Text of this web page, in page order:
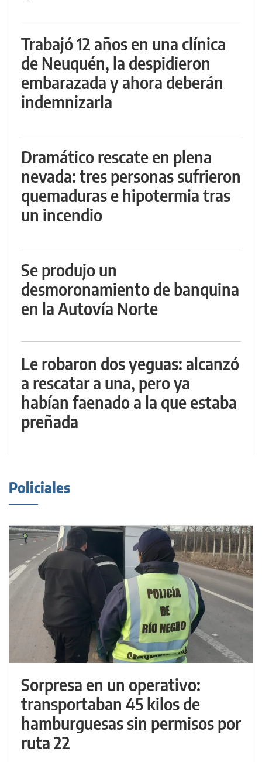
Trabajó 12 años en una clínica
de Neuquén, la despidieron
embarazada y ahora deberán
indemnizarla
Dramático rescate en plena
nevada: tres personas sufrieron
quemaduras e hipotermia tras
un incendio
Se produjo un
desmoronamiento de banquina
en la Autovía Norte
Le robaron dos yeguas: alcanzó
a rescatar a una, pero ya
habían faenado a la que estaba
preñada
Policiales
Sorpresa en un operativo:
transportaban 45 kilos de
hamburguesas sin permisos por
ruta 22